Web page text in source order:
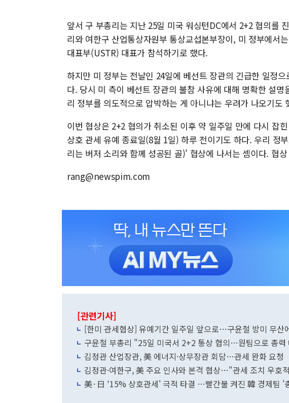
앞서 구 부총리는 지난 25일 미국 워싱턴DC에서 2+2 협의를
리와 여한구 산업통상자원부 통상교섭본부장이, 미 정부에서
대표부(USTR) 대표가 참석하기로 했다.
하지만 미 정부는 전날인 24일에 베선트 장관의 긴급한 일정
다. 당시 미 측이 베선트 장관의 불참 사유에 대해 명확한 설
리 정부를 의도적으로 압박하는 게 아니냐는 우려가 나오기도
이번 협상은 2+2 협의가 취소된 이후 약 일주일 만에 다시 잡
상호 관세 유예 종료일(8월 1일) 하루 전이기도 하다. 우리 정
리는 버저 소리와 함께 성공된 골)' 협상에 나서는 셈이다. 협
rang@newspim.com
[관련기사]
[한미 관세협상] 유예기간 일주일 앞으로…구윤철 방미 무산
구윤철 부총리 "25일 미국서 2+2 통상 협의…원팀으로 총력
김정관 산업장관, 美 에너지·상무장관 회담…관세 완화 요청
김정관·여한구, 美 주요 인사와 본격 협상…"관세 조치 우호
美·日 '15% 상호관세' 극적 타결 …빨간불 켜진 韓 경제팀 '